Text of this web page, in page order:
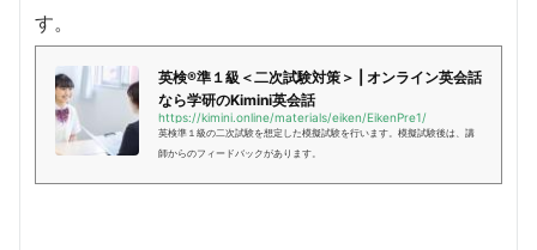
す。
英検®準１級＜二次試験対策＞ | オンライン英会話
なら学研のKimini英会話
https://kimini.online/materials/eiken/EikenPre1/
英検準１級の二次試験を想定した模擬試験を行います。模擬試験後は、講
師からのフィードバックがあります。